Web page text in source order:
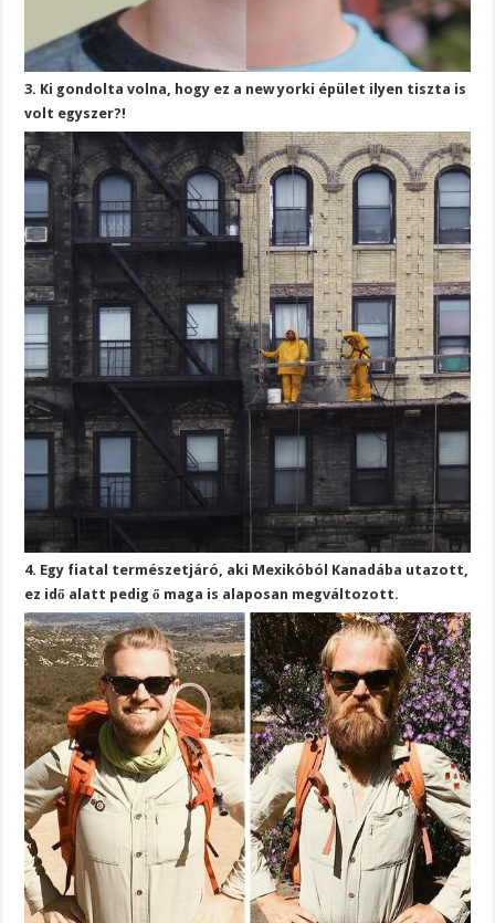
3. Ki gondolta volna, hogy ez a new yorki épület ilyen tiszta is
volt egyszer?!
4. Egy fiatal természetjáró, aki Mexikóból Kanadába utazott,
ez idő alatt pedig ő maga is alaposan megváltozott.